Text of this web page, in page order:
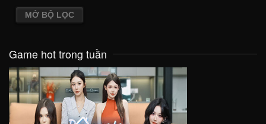
MỞ BỘ LỌC
Game hot trong tuần
VIEW